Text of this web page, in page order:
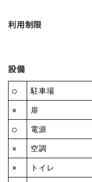
利用制限
設備
○ 駐車場
× 扉
○ 電源
× 空調
× トイレ